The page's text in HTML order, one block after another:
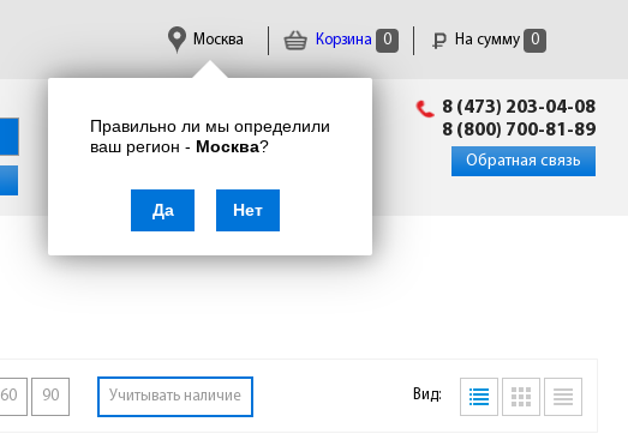
Корзина 0 На сумму 0
Правильно ли мы определили
ваш регион - Москва?
Да Нет
Москва
info@enkor24.ru
8 (473) 203-04-08
8 (800) 700-81-89
Обратная связь
60 90 Учитывать наличие Вид: